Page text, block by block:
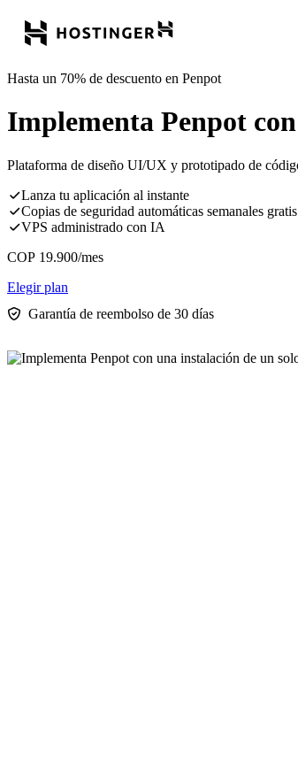
Hasta un 70% de descuento en Penpot
Implementa Penpot
Plataforma de diseño UI/UX y prototipado de
Lanza tu aplicación al instante
Copias de seguridad automáticas semanales gratis
VPS administrado con IA
COP 19.900/mes
Elegir plan
Garantía de reembolso de 30 días